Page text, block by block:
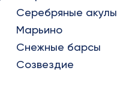
Серебряные акулы
Марьино
Снежные барсы
Созвездие